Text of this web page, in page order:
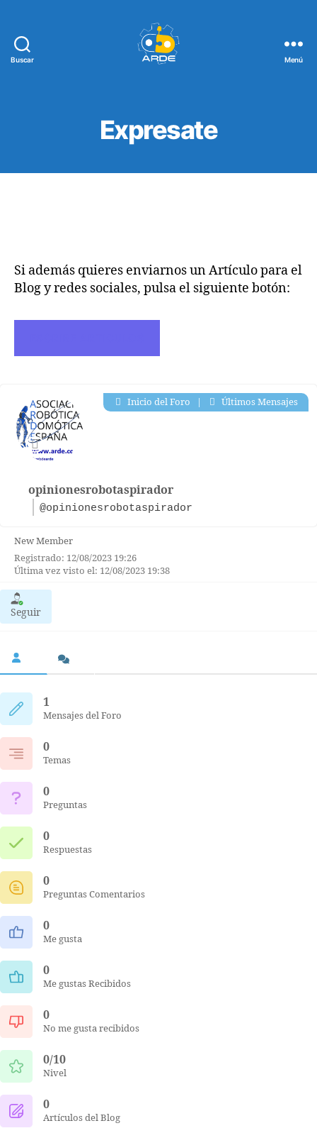
Buscar Menú
Expresate
Si además quieres enviarnos un Artículo para el
Blog y redes sociales, pulsa el siguiente botón:
opinionesrobotaspirador
@opinionesrobotaspirador
Inicio del Foro Últimos Mensajes
New Member
Registrado: 12/08/2023 19:26
Última vez visto el: 12/08/2023 19:38
Seguir
1
Mensajes del Foro
0
Temas
0
Preguntas
0
Respuestas
0
Preguntas Comentarios
0
Me gusta
0
Me gustas Recibidos
0
No me gusta recibidos
0/10
Nivel
0
Artículos del Blog